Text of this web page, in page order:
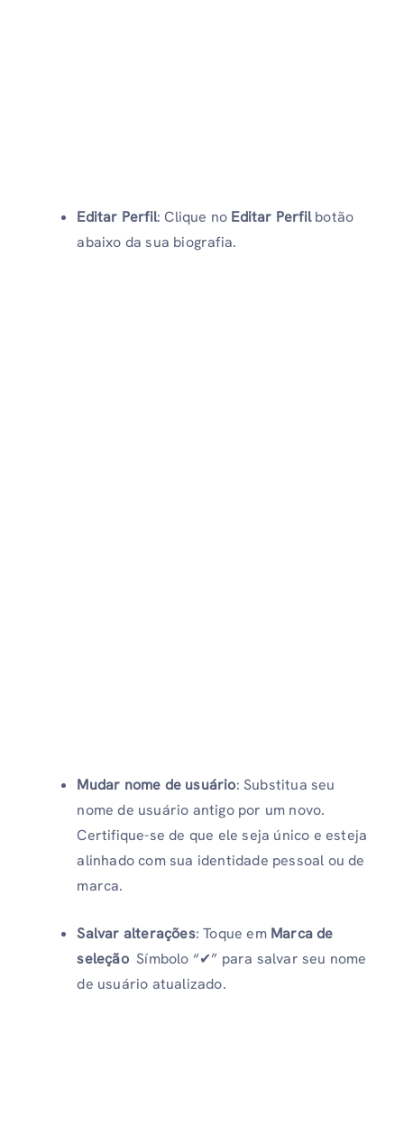
Editar Perfil: Clique no Editar Perfilbotão
abaixo da sua biografia.
Mudar nome de usuário: Substitua seu
nome de usuário antigo por um novo.
Certifique-se de que ele seja único e esteja
alinhado com sua identidade pessoal ou de
marca.
Salvar alterações: Toque em Marca de
seleçãoSímbolo “✔” para salvar seu nome
de usuário atualizado.